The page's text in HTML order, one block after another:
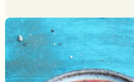
vurdere
denne
oppskriften.